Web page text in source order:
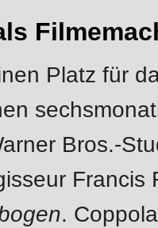
Platz für
Bros.-
.